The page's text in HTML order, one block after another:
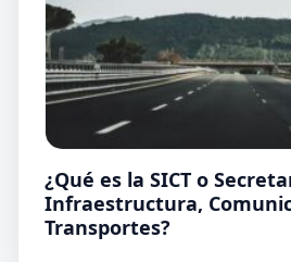
¿Qué es la SICT o
Infraestructura,
Transportes?